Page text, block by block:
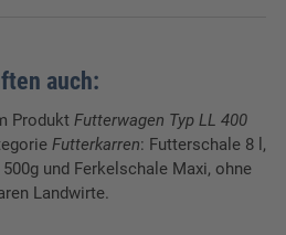
70 cm
125 cm
auch:
Produkt Futterwagen Typ LL 400
Futterkarren: Futterschale 8 l,
und Ferkelschale Maxi, ohne
Landwirte.